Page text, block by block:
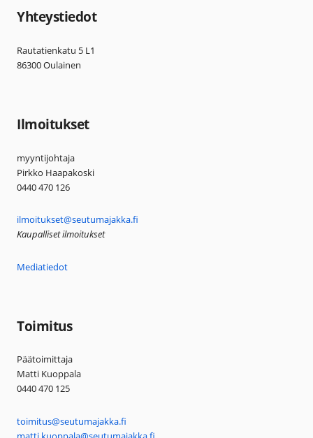
Yhteystiedot
Rautatienkatu 5 L1
86300 Oulainen
Ilmoitukset
myyntijohtaja
Pirkko Haapakoski
0440 470 126
ilmoitukset@seutumajakka.fi
Kaupalliset ilmoitukset
Mediatiedot
Toimitus
Päätoimittaja
Matti Kuoppala
0440 470 125
toimitus@seutumajakka.fi